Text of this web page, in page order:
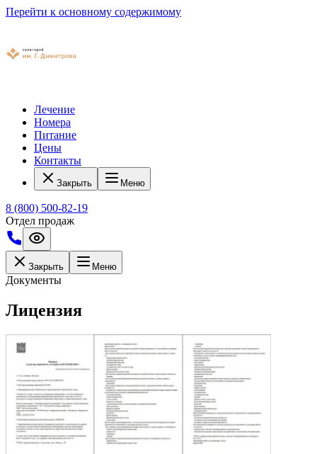
Перейти к основному содержимому
Лечение
Номера
Питание
Цены
Контакты
Закрыть Меню
8 (800) 500-82-19
Отдел продаж
Закрыть Меню
Документы
Лицензия